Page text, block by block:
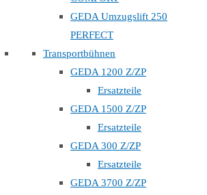
GEDA Umzugslift 250
PERFECT
Transportbühnen
GEDA 1200 Z/ZP
Ersatzteile
GEDA 1500 Z/ZP
Ersatzteile
GEDA 300 Z/ZP
Ersatzteile
GEDA 3700 Z/ZP